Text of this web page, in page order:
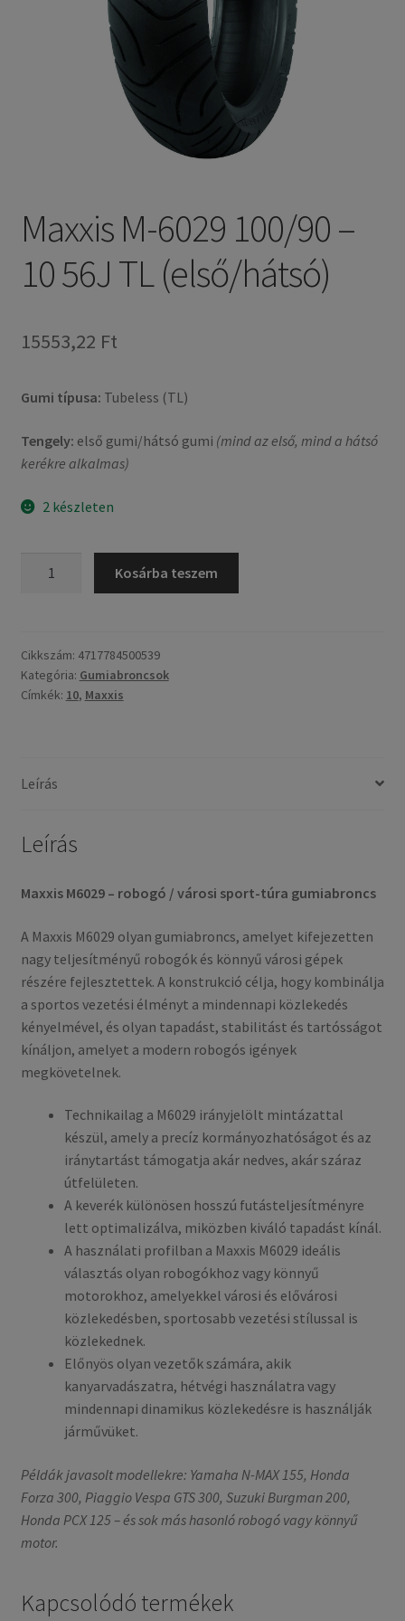
Maxxis M-6029 100/90 –
10 56J TL (első/hátsó)
15553,22 Ft
Gumi típusa: Tubeless (TL)
Tengely: első gumi/hátsó gumi (mind az első, mind a hátsó
kerékre alkalmas)
2 készleten
-
10
56J
Kosárba teszem
Cikkszám: 4717784500539
Kategória: Gumiabroncsok
Címkék: 10, Maxxis
Leírás
Leírás
Maxxis M6029 – robogó / városi sport-túra gumiabroncs
A Maxxis M6029 olyan gumiabroncs, amelyet kifejezetten
nagy teljesítményű robogók és könnyű városi gépek
részére fejlesztettek. A konstrukció célja, hogy kombinálja
a sportos vezetési élményt a mindennapi közlekedés
kényelmével, és olyan tapadást, stabilitást és tartósságot
kínáljon, amelyet a modern robogós igények
megkövetelnek.
Technikailag a M6029 irányjelölt mintázattal
készül, amely a precíz kormányozhatóságot és az
iránytartást támogatja akár nedves, akár száraz
útfelületen.
A keverék különösen hosszú futásteljesítményre
lett optimalizálva, miközben kiváló tapadást kínál.
A használati profilban a Maxxis M6029 ideális
választás olyan robogókhoz vagy könnyű
motorokhoz, amelyekkel városi és elővárosi
közlekedésben, sportosabb vezetési stílussal is
közlekednek.
Előnyös olyan vezetők számára, akik
kanyarvadászatra, hétvégi használatra vagy
mindennapi dinamikus közlekedésre is használják
járművüket.
Példák javasolt modellekre: Yamaha N-MAX 155, Honda
Forza 300, Piaggio Vespa GTS 300, Suzuki Burgman 200,
Honda PCX 125 – és sok más hasonló robogó vagy könnyű
motor.
Kapcsolódó termékek